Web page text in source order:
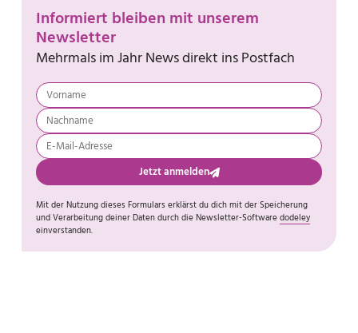
Informiert bleiben mit unserem
Newsletter
Mehrmals im Jahr News direkt ins Postfach
Jetzt anmelden
Mit der Nutzung dieses Formulars erklärst du dich mit der Speicherung
und Verarbeitung deiner Daten durch die Newsletter-Softwaredodeley
einverstanden.